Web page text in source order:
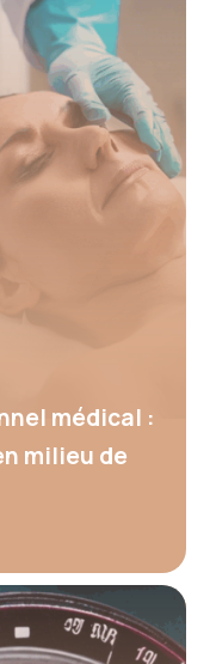
médical :
milieu de